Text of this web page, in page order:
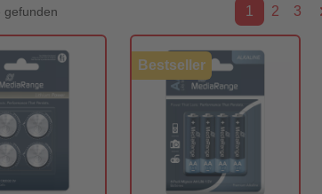
gefunden 1 2 3
Bestseller